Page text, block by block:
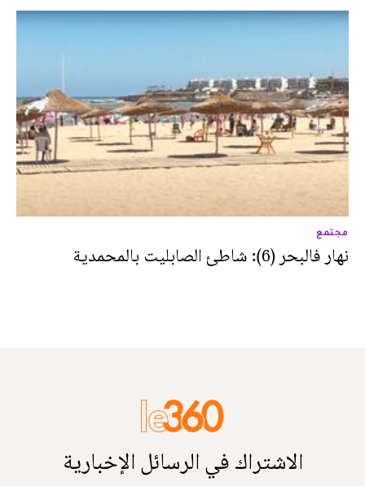
مجتمع
نهار فالبحر (6): شاطئ الصابليت بالمحمدية
الاشتراك في الرسائل الإخبارية